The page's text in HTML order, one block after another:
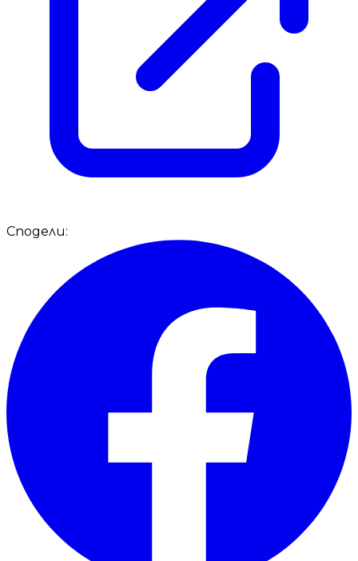
Сподели: